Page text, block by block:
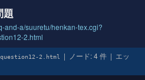
題
and-a/suuretu/henkan-tex.cgi?
2.html
2.html
| ノード: 4 件 | エッ